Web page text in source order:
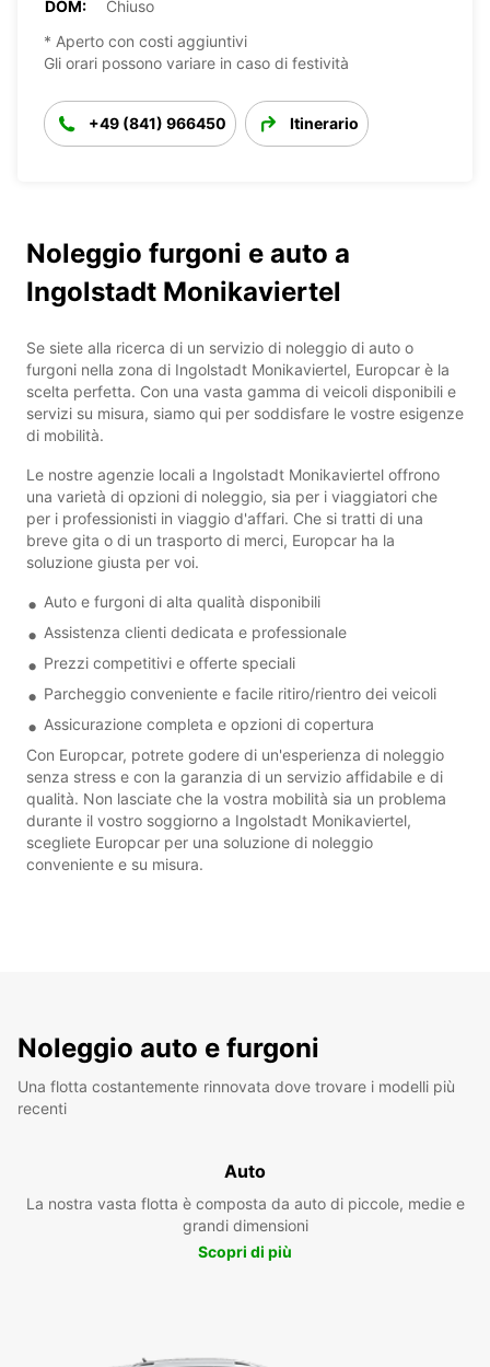
DOM:
Chiuso
* Aperto con costi aggiuntivi
Gli orari possono variare in caso di festività
+49 (841) 966450 Itinerario
Noleggio furgoni e auto a
Ingolstadt Monikaviertel
Se siete alla ricerca di un servizio di noleggio di auto o
furgoni nella zona di Ingolstadt Monikaviertel, Europcar è la
scelta perfetta. Con una vasta gamma di veicoli disponibili e
servizi su misura, siamo qui per soddisfare le vostre esigenze
di mobilità.
Le nostre agenzie locali a Ingolstadt Monikaviertel offrono
una varietà di opzioni di noleggio, sia per i viaggiatori che
per i professionisti in viaggio d'affari. Che si tratti di una
breve gita o di un trasporto di merci, Europcar ha la
soluzione giusta per voi.
Auto e furgoni di alta qualità disponibili
Assistenza clienti dedicata e professionale
Prezzi competitivi e offerte speciali
Parcheggio conveniente e facile ritiro/rientro dei veicoli
Assicurazione completa e opzioni di copertura
Con Europcar, potrete godere di un'esperienza di noleggio
senza stress e con la garanzia di un servizio affidabile e di
qualità. Non lasciate che la vostra mobilità sia un problema
durante il vostro soggiorno a Ingolstadt Monikaviertel,
scegliete Europcar per una soluzione di noleggio
conveniente e su misura.
Noleggio auto e furgoni
Una flotta costantemente rinnovata dove trovare i modelli più
recenti
Auto
La nostra vasta flotta è composta da auto di piccole, medie e
grandi dimensioni
Scopri di più